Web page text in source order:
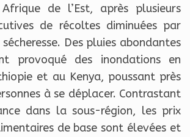
de l’Est, après plusieurs
de récoltes diminuées par
Des pluies abondantes
provoqué des inondations en
et au Kenya, poussant près
à se déplacer. Contrastant
dans la sous-région, les prix
de base sont élevées et